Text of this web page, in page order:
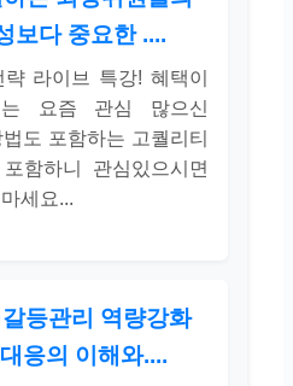
보다 중요한 ....
라이브 특강! 혜택이
는 요즘 관심 많으신
도 포함하는 고퀄리티
함하니 관심있으시면
세요...
등관리 역량강화
응의 이해와....